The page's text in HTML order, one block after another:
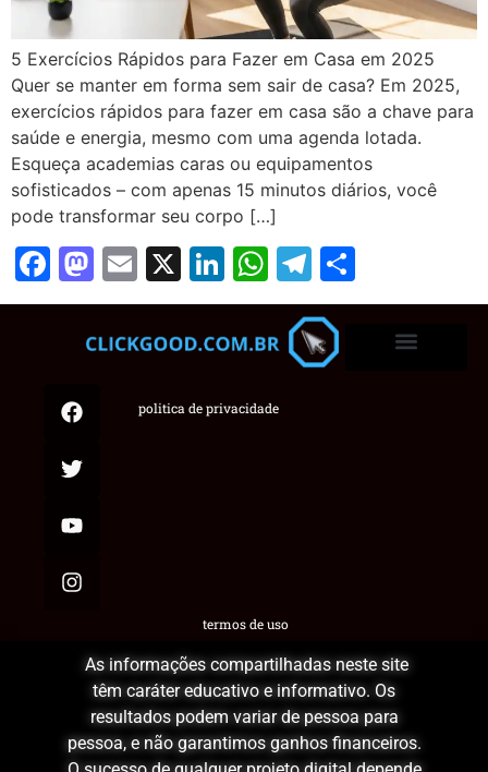
5 Exercícios Rápidos para Fazer em Casa em 2025
Quer se manter em forma sem sair de casa? Em 2025,
exercícios rápidos para fazer em casa são a chave para
saúde e energia, mesmo com uma agenda lotada.
Esqueça academias caras ou equipamentos
sofisticados – com apenas 15 minutos diários, você
pode transformar seu corpo […]
Facebook
Mastodon
Email
X LinkedIn
WhatsApp
Telegram
termos de uso
politica de privacidade
As informações compartilhadas neste site
têm caráter educativo e informativo. Os
resultados podem variar de pessoa para
pessoa, e não garantimos ganhos financeiros.